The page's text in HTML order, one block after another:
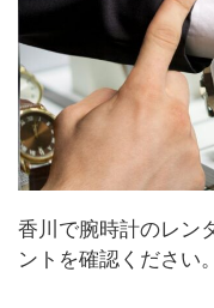
香川で腕時計のレン
ントを確認ください。